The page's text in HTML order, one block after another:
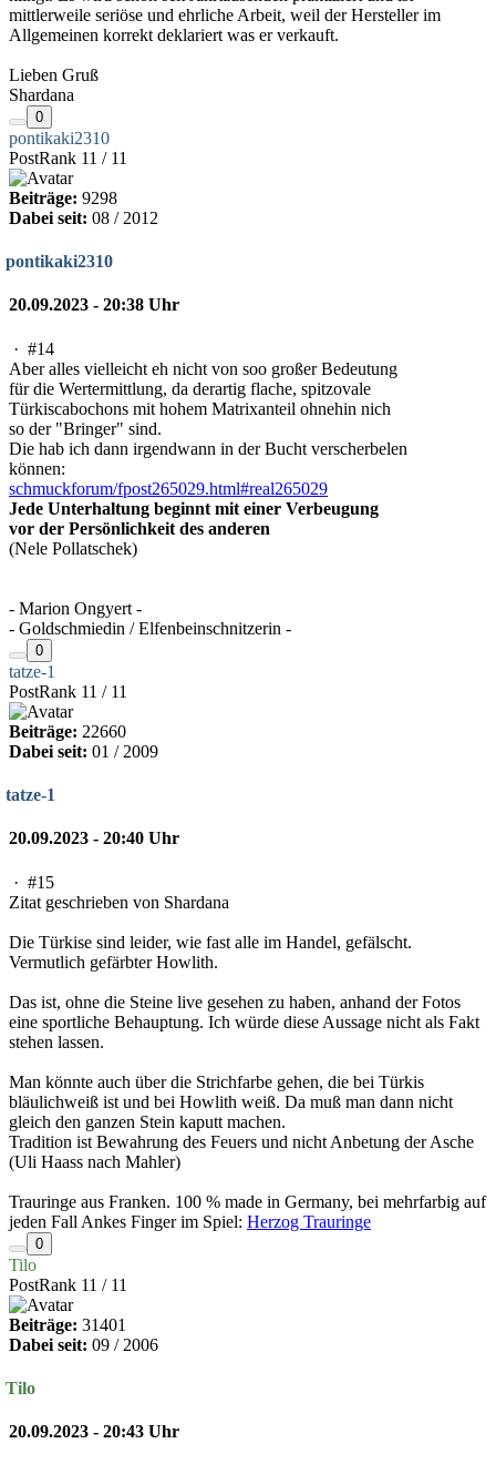
mittlerweile seriöse und ehrliche Arbeit, weil der Hersteller im
Allgemeinen korrekt deklariert was er verkauft.
Lieben Gruß
Shardana
0
pontikaki2310
PostRank 11 / 11
Beiträge: 9298
Dabei seit: 08 / 2012
pontikaki2310
20.09.2023 - 20:38 Uhr
· #14
Aber alles vielleicht eh nicht von soo großer Bedeutung
für die Wertermittlung, da derartig flache, spitzovale
Türkiscabochons mit hohem Matrixanteil ohnehin nich
so der "Bringer" sind.
Die hab ich dann irgendwann in der Bucht verscherbelen
können:
schmuckforum/fpost265029.html#real265029
Jede Unterhaltung beginnt mit einer Verbeugung
vor der Persönlichkeit des anderen
(Nele Pollatschek)
- Marion Ongyert -
- Goldschmiedin / Elfenbeinschnitzerin -
0
tatze-1
PostRank 11 / 11
Beiträge: 22660
Dabei seit: 01 / 2009
tatze-1
20.09.2023 - 20:40 Uhr
· #15
Zitat geschrieben von Shardana
Die Türkise sind leider, wie fast alle im Handel, gefälscht.
Vermutlich gefärbter Howlith.
Das ist, ohne die Steine live gesehen zu haben, anhand der Fotos
eine sportliche Behauptung. Ich würde diese Aussage nicht als Fakt
stehen lassen.
Man könnte auch über die Strichfarbe gehen, die bei Türkis
bläulichweiß ist und bei Howlith weiß. Da muß man dann nicht
gleich den ganzen Stein kaputt machen.
Tradition ist Bewahrung des Feuers und nicht Anbetung der Asche
(Uli Haass nach Mahler)
Trauringe aus Franken. 100 % made in Germany, bei mehrfarbig auf
jeden Fall Ankes Finger im Spiel: Herzog Trauringe
0
Tilo
PostRank 11 / 11
Beiträge: 31401
Dabei seit: 09 / 2006
Tilo
20.09.2023 - 20:43 Uhr